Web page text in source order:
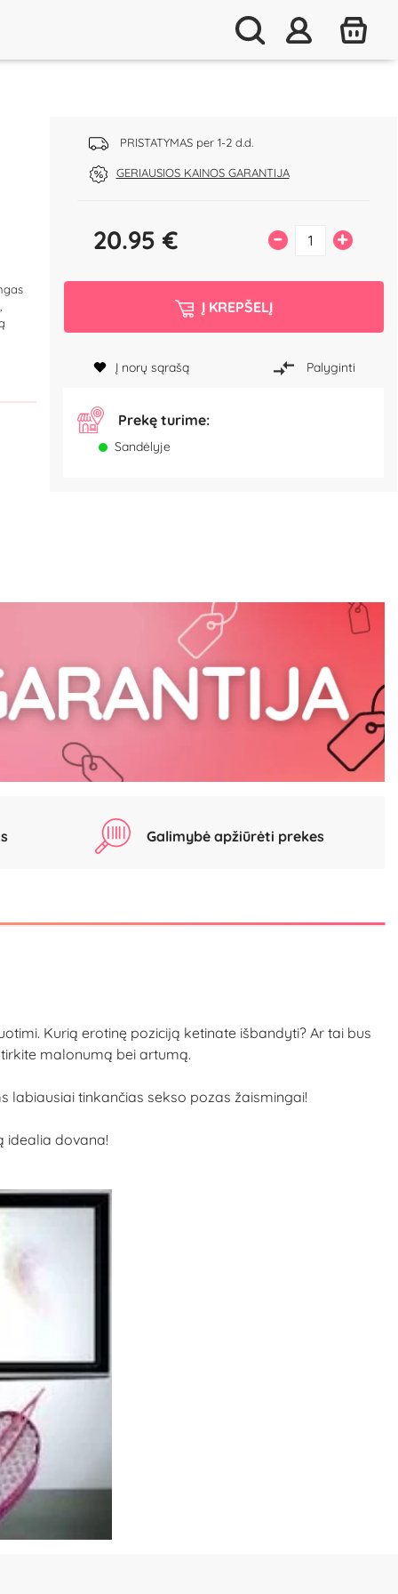
PRISTATYMAS per 1-2 d.d.
GERIAUSIOS KAINOS GARANTIJA
20.95 € – +
Į KREPŠELĮ
Į norų sąrašą Palyginti
Prekę turime:
Sandėlyje
Galimybė apžiūrėti prekes
Kurią erotinę poziciją ketinate išbandyti? Ar tai bus
malonumą bei artumą.
labiausiai tinkančias sekso pozas žaismingai!
idealia dovana!